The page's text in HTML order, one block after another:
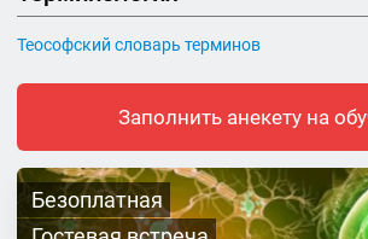
Теософский словарь терминов
Заполнить анекету на
Безоплатная